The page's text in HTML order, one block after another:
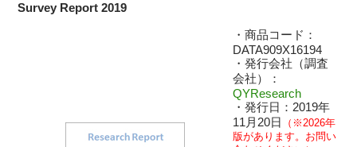
Survey Report 2019
・商品コード：
DATA909X16194
・発行会社（調査
会社）：
QYResearch
・発行日：2019年
11月20日
（※2026年
版があります。お問い